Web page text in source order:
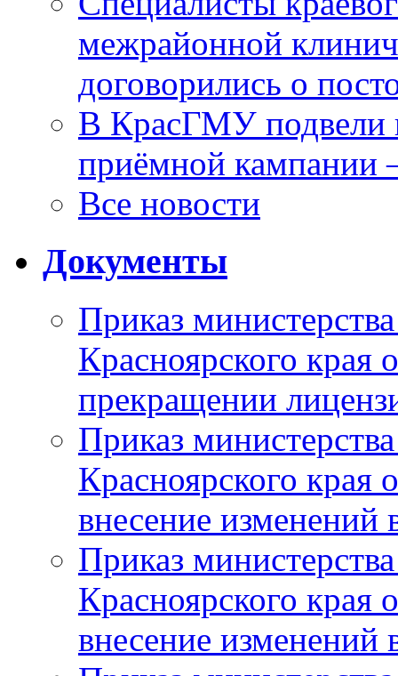
межрайонной
договорились о
В КрасГМУ подвели
приёмной кампании
Все новости
Документы
Приказ
Красноярского
прекращении
Приказ
Красноярского
внесение изменений
Приказ
Красноярского
внесение изменений